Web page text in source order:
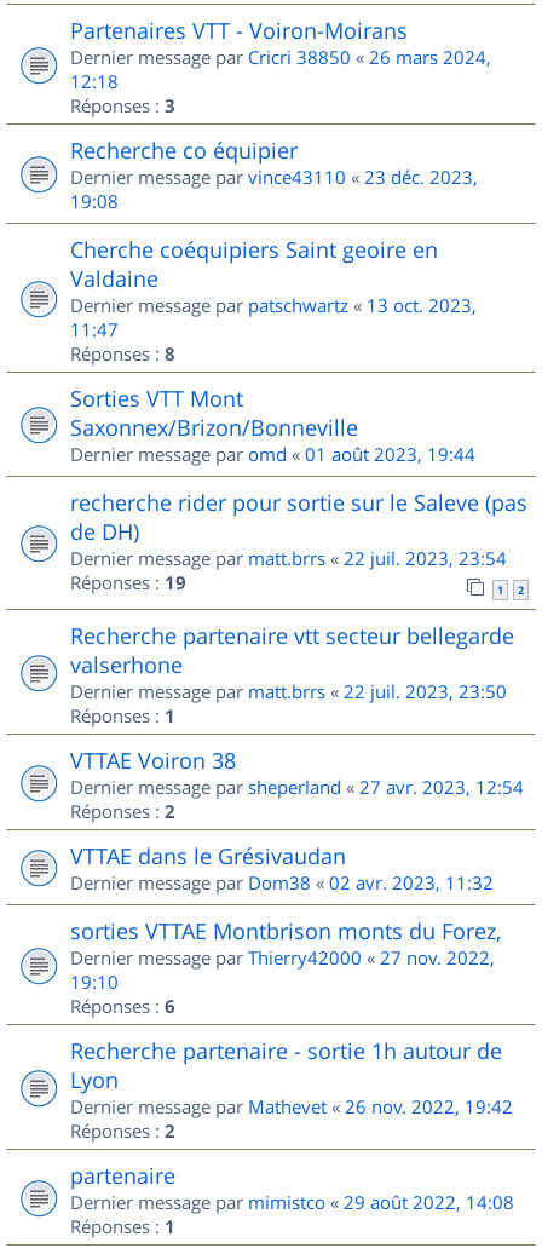
Partenaires VTT - Voiron-Moirans
Dernier message par Cricri 38850 « 26 mars 2024,
12:18
Réponses : 3
Recherche co équipier
Dernier message par vince43110 « 23 déc. 2023,
19:08
Cherche coéquipiers Saint geoire en
Valdaine
Dernier message par patschwartz « 13 oct. 2023,
11:47
Réponses : 8
Sorties VTT Mont
Saxonnex/Brizon/Bonneville
Dernier message par omd « 01 août 2023, 19:44
recherche rider pour sortie sur le Saleve (pas
de DH)
Dernier message par matt.brrs « 22 juil. 2023, 23:54
Réponses : 19 1 2
Recherche partenaire vtt secteur bellegarde
valserhone
Dernier message par matt.brrs « 22 juil. 2023, 23:50
Réponses : 1
VTTAE Voiron 38
Dernier message par sheperland « 27 avr. 2023, 12:54
Réponses : 2
VTTAE dans le Grésivaudan
Dernier message par Dom38 « 02 avr. 2023, 11:32
sorties VTTAE Montbrison monts du Forez,
Dernier message par Thierry42000 « 27 nov. 2022,
19:10
Réponses : 6
Recherche partenaire - sortie 1h autour de
Lyon
Dernier message par Mathevet « 26 nov. 2022, 19:42
Réponses : 2
partenaire
Dernier message par mimistco « 29 août 2022, 14:08
Réponses : 1